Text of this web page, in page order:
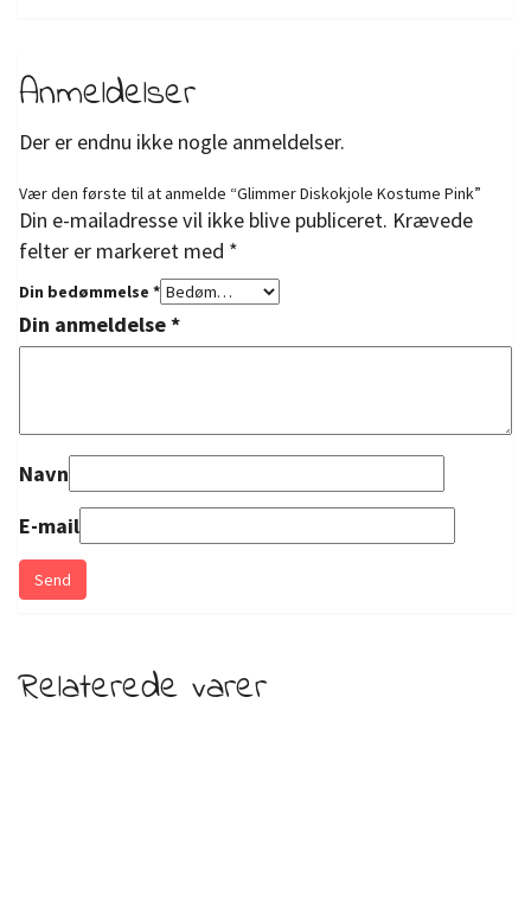
Anmeldelser
Der er endnu ikke nogle anmeldelser.
Vær den første til at anmelde “Glimmer Diskokjole Kostume Pink”
Din e-mailadresse vil ikke blive publiceret. Krævede
felter er markeret med *
Din bedømmelse *
Din anmeldelse*
Navn
E-mail
Relaterede varer